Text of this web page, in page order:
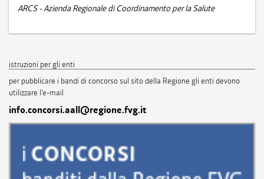
ARCS - Azienda Regionale di Coordinamento per la Salute
istruzioni per gli enti
per pubblicare i bandi di concorso sul sito della Regione gli enti devono
utilizzare l'e-mail
info.concorsi.aall@regione.fvg.it